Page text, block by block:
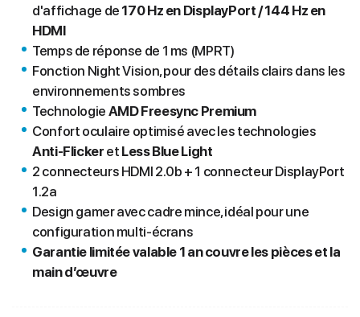
d'affichage de 170 Hz en DisplayPort / 144 Hz en
HDMI
Temps de réponse de 1 ms (MPRT)
Fonction Night Vision, pour des détails clairs dans les
environnements sombres
Technologie AMD Freesync Premium
Confort oculaire optimisé avec les technologies
Anti-Flicker et Less Blue Light
2 connecteurs HDMI 2.0b + 1 connecteur DisplayPort
1.2a
Design gamer avec cadre mince, idéal pour une
configuration multi-écrans
Garantie limitée valable 1 an couvre les pièces et la
main d’œuvre